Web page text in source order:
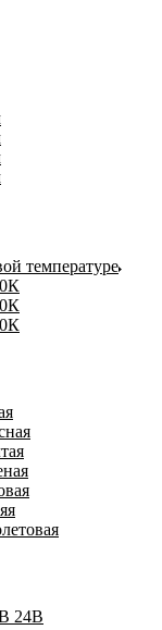
температуре
24В